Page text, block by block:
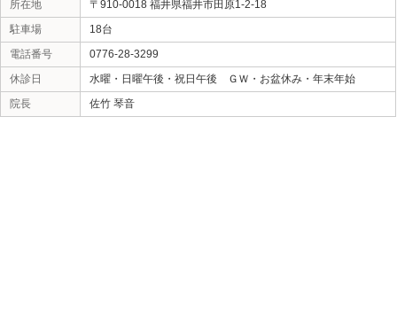
単なるマッサージの施術ではなく、根本的に症状が改
を行っていきます。頚腕症候群を再発しにくいような
で、根本的に頚腕症候群を治したいというあなたは、
療室までご来院ください。